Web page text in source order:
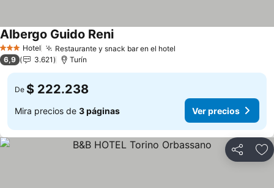
3 Estrellas
Hotel Restaurante y snack bar en el hotel
Albergo Guido Reni
6,9 3.621 Turín
De $ 222.238
Mira precios de 3 páginas Ver precios
Compartir